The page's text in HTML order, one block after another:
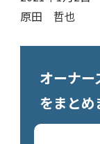
原田 哲也
オーナ
をまとめ